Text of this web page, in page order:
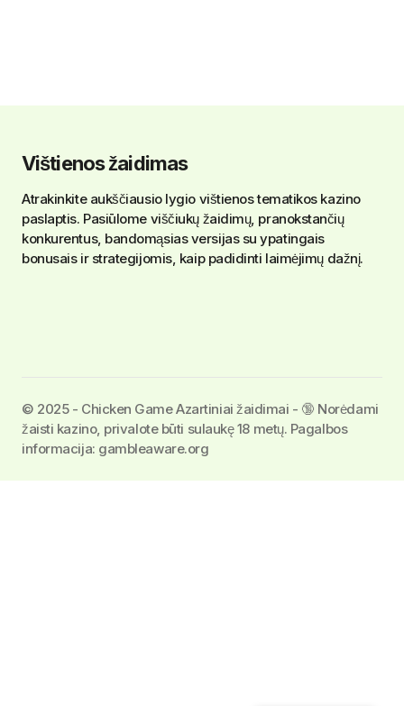
Vištienos žaidimas
Atrakinkite aukščiausio lygio vištienos tematikos kazino
paslaptis. Pasiūlome viščiukų žaidimų, pranokstančių
konkurentus, bandomąsias versijas su ypatingais
bonusais ir strategijomis, kaip padidinti laimėjimų dažnį.
©️ 2025 - Chicken Game Azartiniai žaidimai - 🔞 Norėdami
žaisti kazino, privalote būti sulaukę 18 metų. Pagalbos
informacija: gambleaware.org